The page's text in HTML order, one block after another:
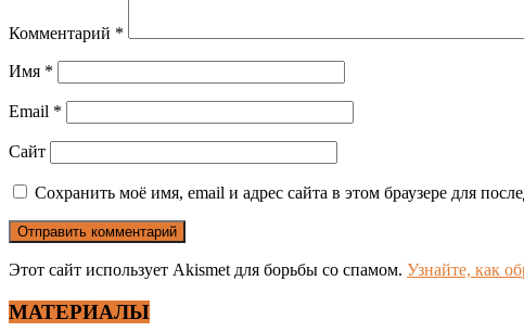
Комментарий *
Имя *
Email *
Сайт
Сохранить моё имя, email и адрес сайта в этом браузере для
Этот сайт использует Akismet для борьбы со спамом. Узнайте, как
МАТЕРИАЛЫ